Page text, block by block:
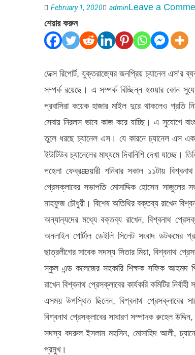
February 1, 2020 adminLeave a
শেয়ার করুন
ডেক্স রিপোর্ট, যুক্তরাজ্যের জনপ্রিয় চ্যানেল এস’র
সম্পর্ক রয়েছে। এ সম্পর্ক বিচ্ছিন্ন হওয়ার কোন
প্রবাসিরা কয়েক হাজার মাইল দুরে থাকলেও প্রতি
সেবায় নিরলস ভাবে কাজ করে যাচ্ছি। এ সুযোগে
তুলে ধরছে চ্যানেল এস। যে কারনে চ্যানেল এস
ইউটিউব চ্যানেলের মাধ্যমে দিবানিশি দেখা
পহেলা ফেব্রæয়ারী শনিবার সকাল ১১টায়
প্রেসক্লাবের সভাপতি মোসাদ্দিক হোসেন সাজুলের
মাহফুজ চৌধুরী। বিশেষ অতিথির বক্তব্য রাখেন
অন্যান্যদের মধ্যে বক্তব্য রাখেন, বিশ্বনাথ
অনলাইন পোর্টাল ডেইলি সিলেট সংবাদ ডটকমের
ছাত্রলীগের সাবেক সদস্য সিতার মিয়া, বিশ্বনাথ
স্কুল এন্ড কলেজের সহকারি শিক্ষক সফিক আহমদ
রাখেন বিশ্বনাথ প্রেসক্লাবের কার্যকরি কমিটির
এসময় উপস্থিত ছিলেন, বিশ্বনাথ প্রেসক্লাবের
বিশ্বনাথ প্রেসক্লাবের সাধারণ সম্পাদক রুহেল
সদস্য বদরুল ইসলাম মহসিন, মোসাহিদ আলী,
প্রমুখ।